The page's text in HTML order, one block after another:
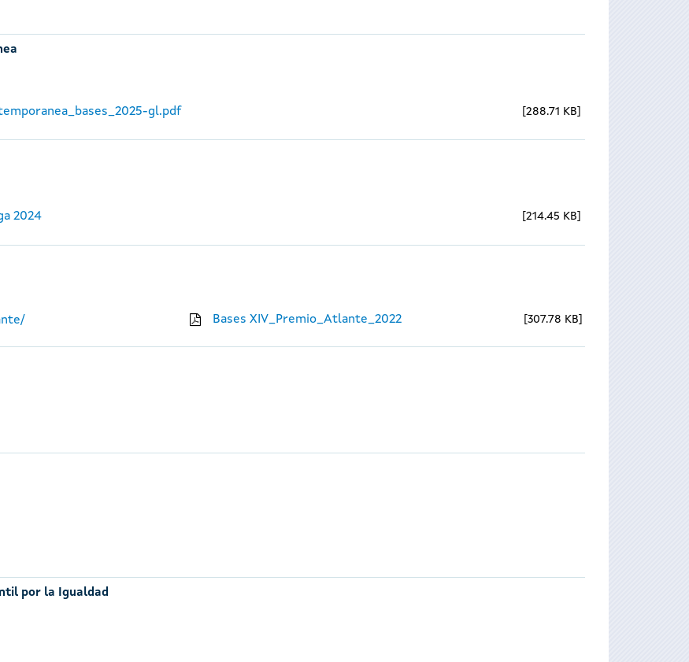
gl.pdf 288.71 KB
2024 214.45 KB
Bases XIV_Premio_Atlante_2022 307.78 KB
por la Igualdad